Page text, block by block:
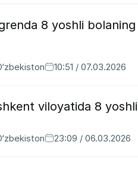
8 yoshli
10:51 / 07.03.2026
viloyatida 8
23:09 / 06.03.2026